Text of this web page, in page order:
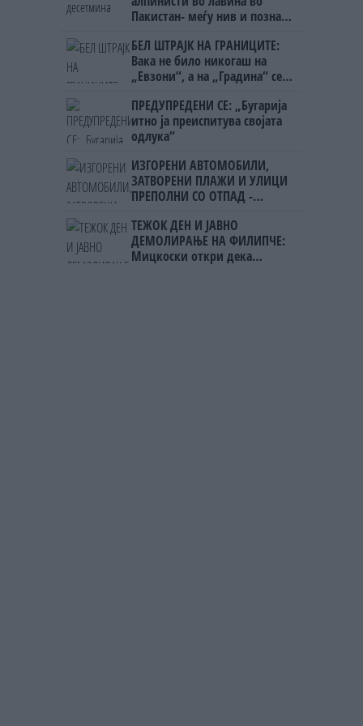
Пакистан- меѓу нив и познат
БЕЛ ШТРАЈК НА ГРАНИЦИТЕ:
Вака не било никогаш на
„Евзони“, а на „Градина“ се
ПРЕДУПРЕДЕНИ СЕ: „Бугарија
итно ја преиспитува својата
одлука“
ИЗГОРЕНИ АВТОМОБИЛИ,
ЗАТВОРЕНИ ПЛАЖИ И УЛИЦИ
ПРЕПОЛНИ СО ОТПАД -
мигрантскиот бран кон Сеута
ТЕЖОК ДЕН И ЈАВНО
ДЕМОЛИРАЊЕ НА ФИЛИПЧЕ:
Мицкоски откри дека